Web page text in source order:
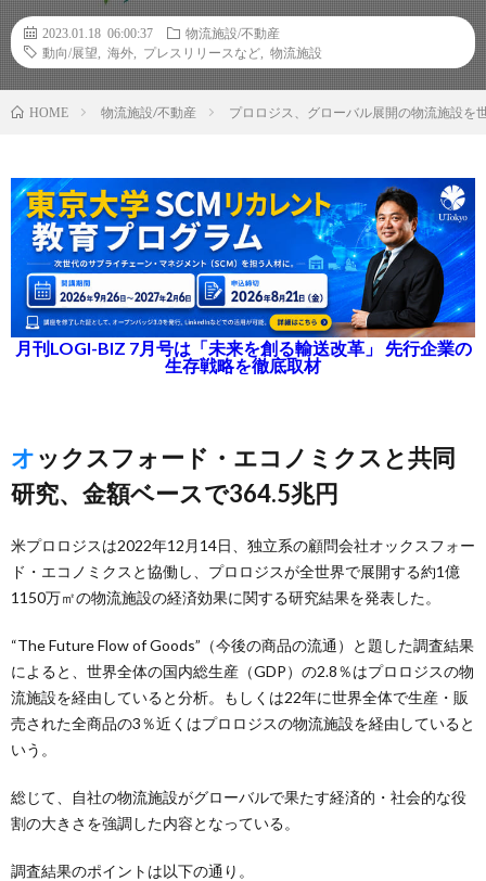
2023.01.18 06:00:37
物流施設/不動産
動向/展望
海外 プレスリリースなど 物流施設
HOME 物流施設/不動産 プロロジス、グローバル展開の物流施設を
月刊LOGI-BIZ 7月号は「未来を創る輸送改革」 先行企業の
生存戦略を徹底取材
オックスフォード・エコノミクスと共同
研究、金額ベースで364.5兆円
米プロロジスは2022年12月14日、独立系の顧問会社オックスフォー
ド・エコノミクスと協働し、プロロジスが全世界で展開する約1億
1150万㎡の物流施設の経済効果に関する研究結果を発表した。
“The Future Flow of Goods”（今後の商品の流通）と題した調査結果
によると、世界全体の国内総生産（GDP）の2.8％はプロロジスの物
流施設を経由していると分析。もしくは22年に世界全体で生産・販
売された全商品の3％近くはプロロジスの物流施設を経由していると
いう。
総じて、自社の物流施設がグローバルで果たす経済的・社会的な役
割の大きさを強調した内容となっている。
調査結果のポイントは以下の通り。